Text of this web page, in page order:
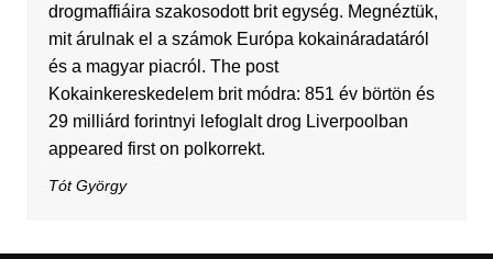
drogmaffiáira szakosodott brit egység. Megnéztük,
mit árulnak el a számok Európa kokaináradatáról
és a magyar piacról. The post
Kokainkereskedelem brit módra: 851 év börtön és
29 milliárd forintnyi lefoglalt drog Liverpoolban
appeared first on polkorrekt.
Tót György